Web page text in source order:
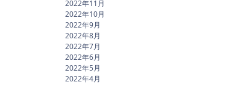
2022年11月
2022年10月
2022年9月
2022年8月
2022年7月
2022年6月
2022年5月
2022年4月